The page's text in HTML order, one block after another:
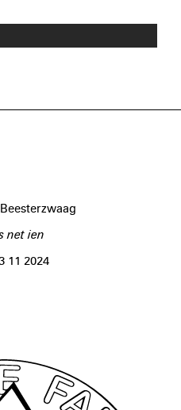
net ien
11 2024